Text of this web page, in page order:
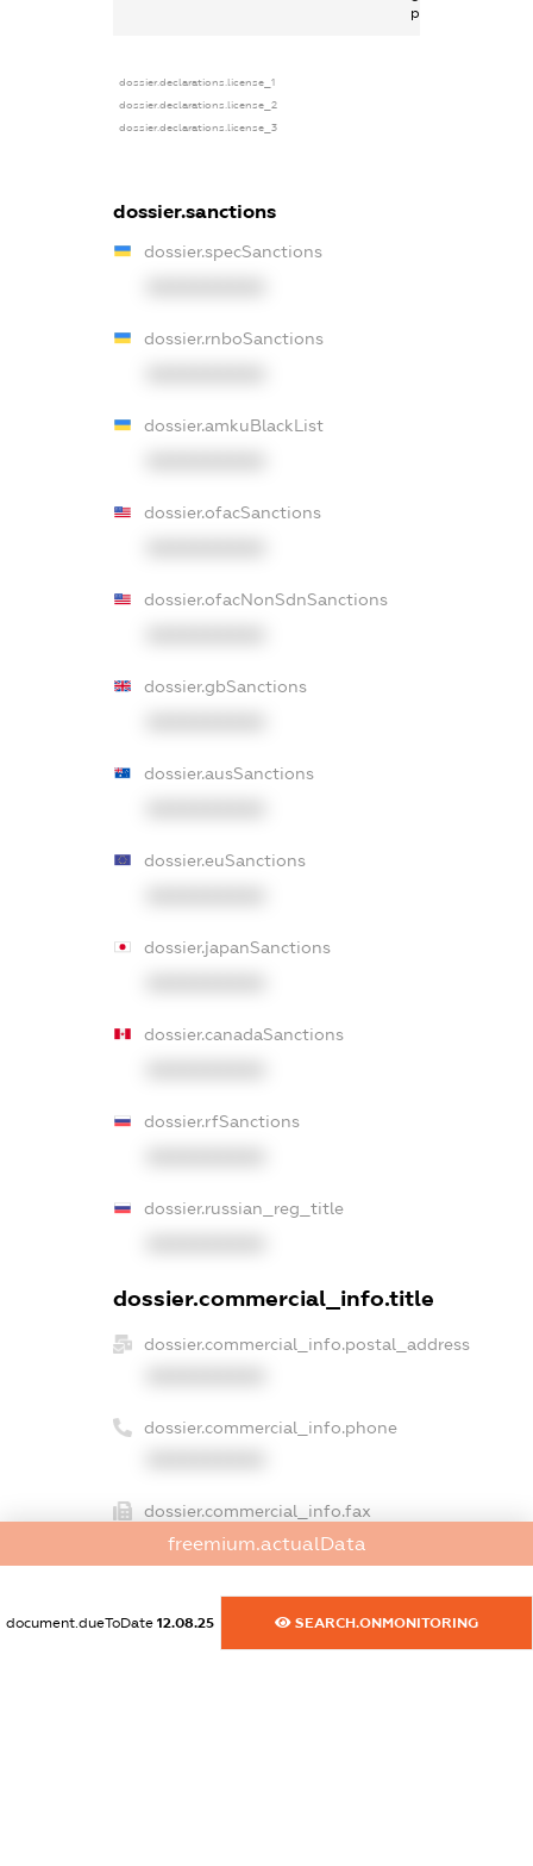
роботи
dossier.declarations.license_1
dossier.declarations.license_2
dossier.declarations.license_3
dossier.sanctions
dossier.specSanctions
dossier.rnboSanctions
dossier.amkuBlackList
dossier.ofacSanctions
dossier.ofacNonSdnSanctions
dossier.gbSanctions
dossier.ausSanctions
dossier.euSanctions
dossier.japanSanctions
dossier.canadaSanctions
dossier.rfSanctions
dossier.russian_reg_title
dossier.commercial_info.title
dossier.commercial_info.postal_address
dossier.commercial_info.phone
dossier.commercial_info.fax
XXXXXXXXXX
dossier.commercial_info.email
XXXXXXXXXX
freemium.actualData
document.dueToDate 12.08.25 SEARCH.ONMONITORING